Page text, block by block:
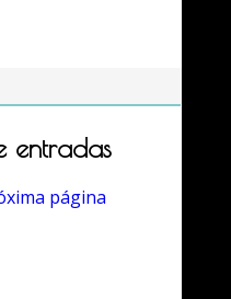
entradas
página